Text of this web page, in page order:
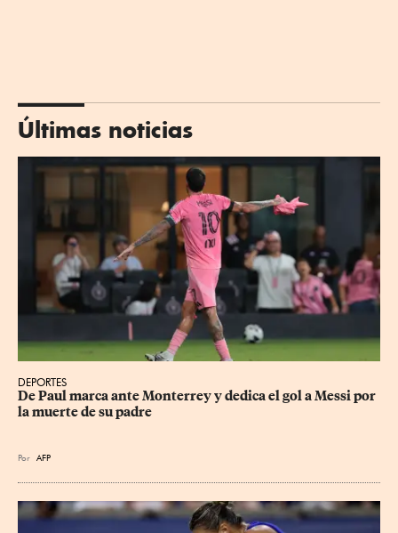
Últimas noticias
DEPORTES
De Paul marca ante Monterrey y dedica el gol a Messi por
la muerte de su padre
Por AFP